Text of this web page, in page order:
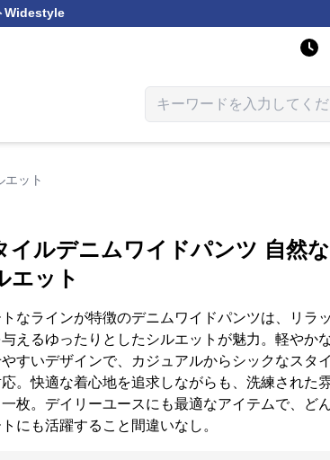
Widestyle
エット
イルデニムワイドパンツ 自然
エット
なラインが特徴のデニムワイドパンツは、リラ
えるゆったりとしたシルエットが魅力。軽やか
すいデザインで、カジュアルからシックなスタ
。快適な着心地を追求しながらも、洗練された
枚。デイリーユースにも最適なアイテムで、ど
にも活躍すること間違いなし。